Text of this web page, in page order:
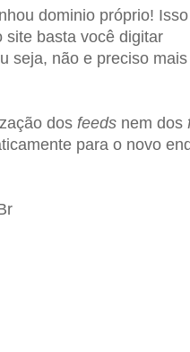
dominio próprio!
site basta você digitar
seja, não e preciso
dos feeds nem dos
para o novo